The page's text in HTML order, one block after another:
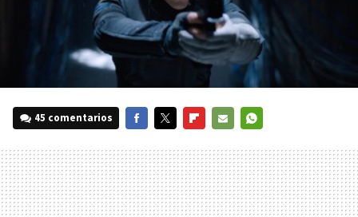
45 comentarios
MAIL